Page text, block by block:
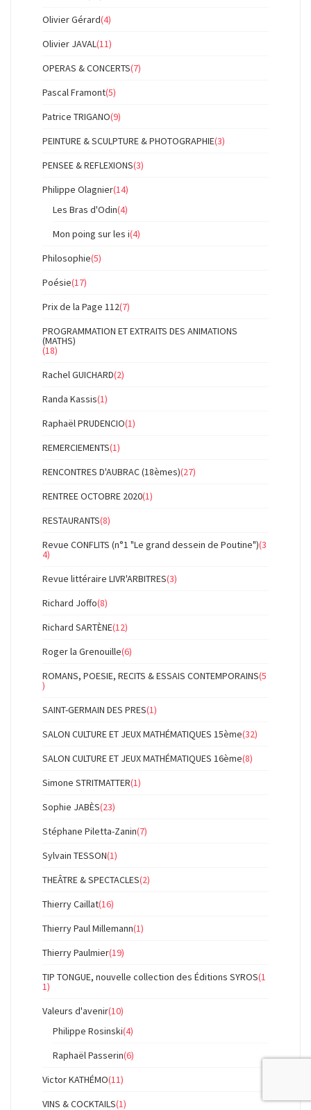
Olivier Gérard(4)
Olivier JAVAL(11)
OPERAS & CONCERTS(7)
Pascal Framont(5)
Patrice TRIGANO(9)
PEINTURE & SCULPTURE & PHOTOGRAPHIE(3)
PENSEE & REFLEXIONS(3)
Philippe Olagnier(14)
Les Bras d'Odin(4)
Mon poing sur les i(4)
Philosophie(5)
Poésie(17)
Prix de la Page 112(7)
PROGRAMMATION ET EXTRAITS DES ANIMATIONS
(MATHS)
(18)
Rachel GUICHARD(2)
Randa Kassis(1)
Raphaël PRUDENCIO(1)
REMERCIEMENTS(1)
RENCONTRES D'AUBRAC (18èmes)(27)
RENTREE OCTOBRE 2020(1)
RESTAURANTS(8)
Revue CONFLITS (n°1 "Le grand dessein de Poutine")(3
4)
Revue littéraire LIVR'ARBITRES(3)
Richard Joffo(8)
Richard SARTÈNE(12)
Roger la Grenouille(6)
ROMANS, POESIE, RECITS & ESSAIS CONTEMPORAINS(5
)
SAINT-GERMAIN DES PRES(1)
SALON CULTURE ET JEUX MATHÉMATIQUES 15ème(32)
SALON CULTURE ET JEUX MATHÉMATIQUES 16ème(8)
Simone STRITMATTER(1)
Sophie JABÈS(23)
Stéphane Piletta-Zanin(7)
Sylvain TESSON(1)
THEÂTRE & SPECTACLES(2)
Thierry Caillat(16)
Thierry Paul Millemann(1)
Thierry Paulmier(19)
TIP TONGUE, nouvelle collection des Éditions SYROS(1
1)
Valeurs d'avenir(10)
Philippe Rosinski(4)
Raphaël Passerin(6)
Victor KATHÉMO(11)
VINS & COCKTAILS(1)